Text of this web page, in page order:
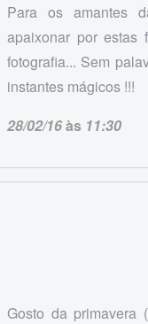
Para os amantes
apaixonar por estas
fotografia... Sem
instantes mágicos !!!
28/02/16às 11:30
Gosto da primavera